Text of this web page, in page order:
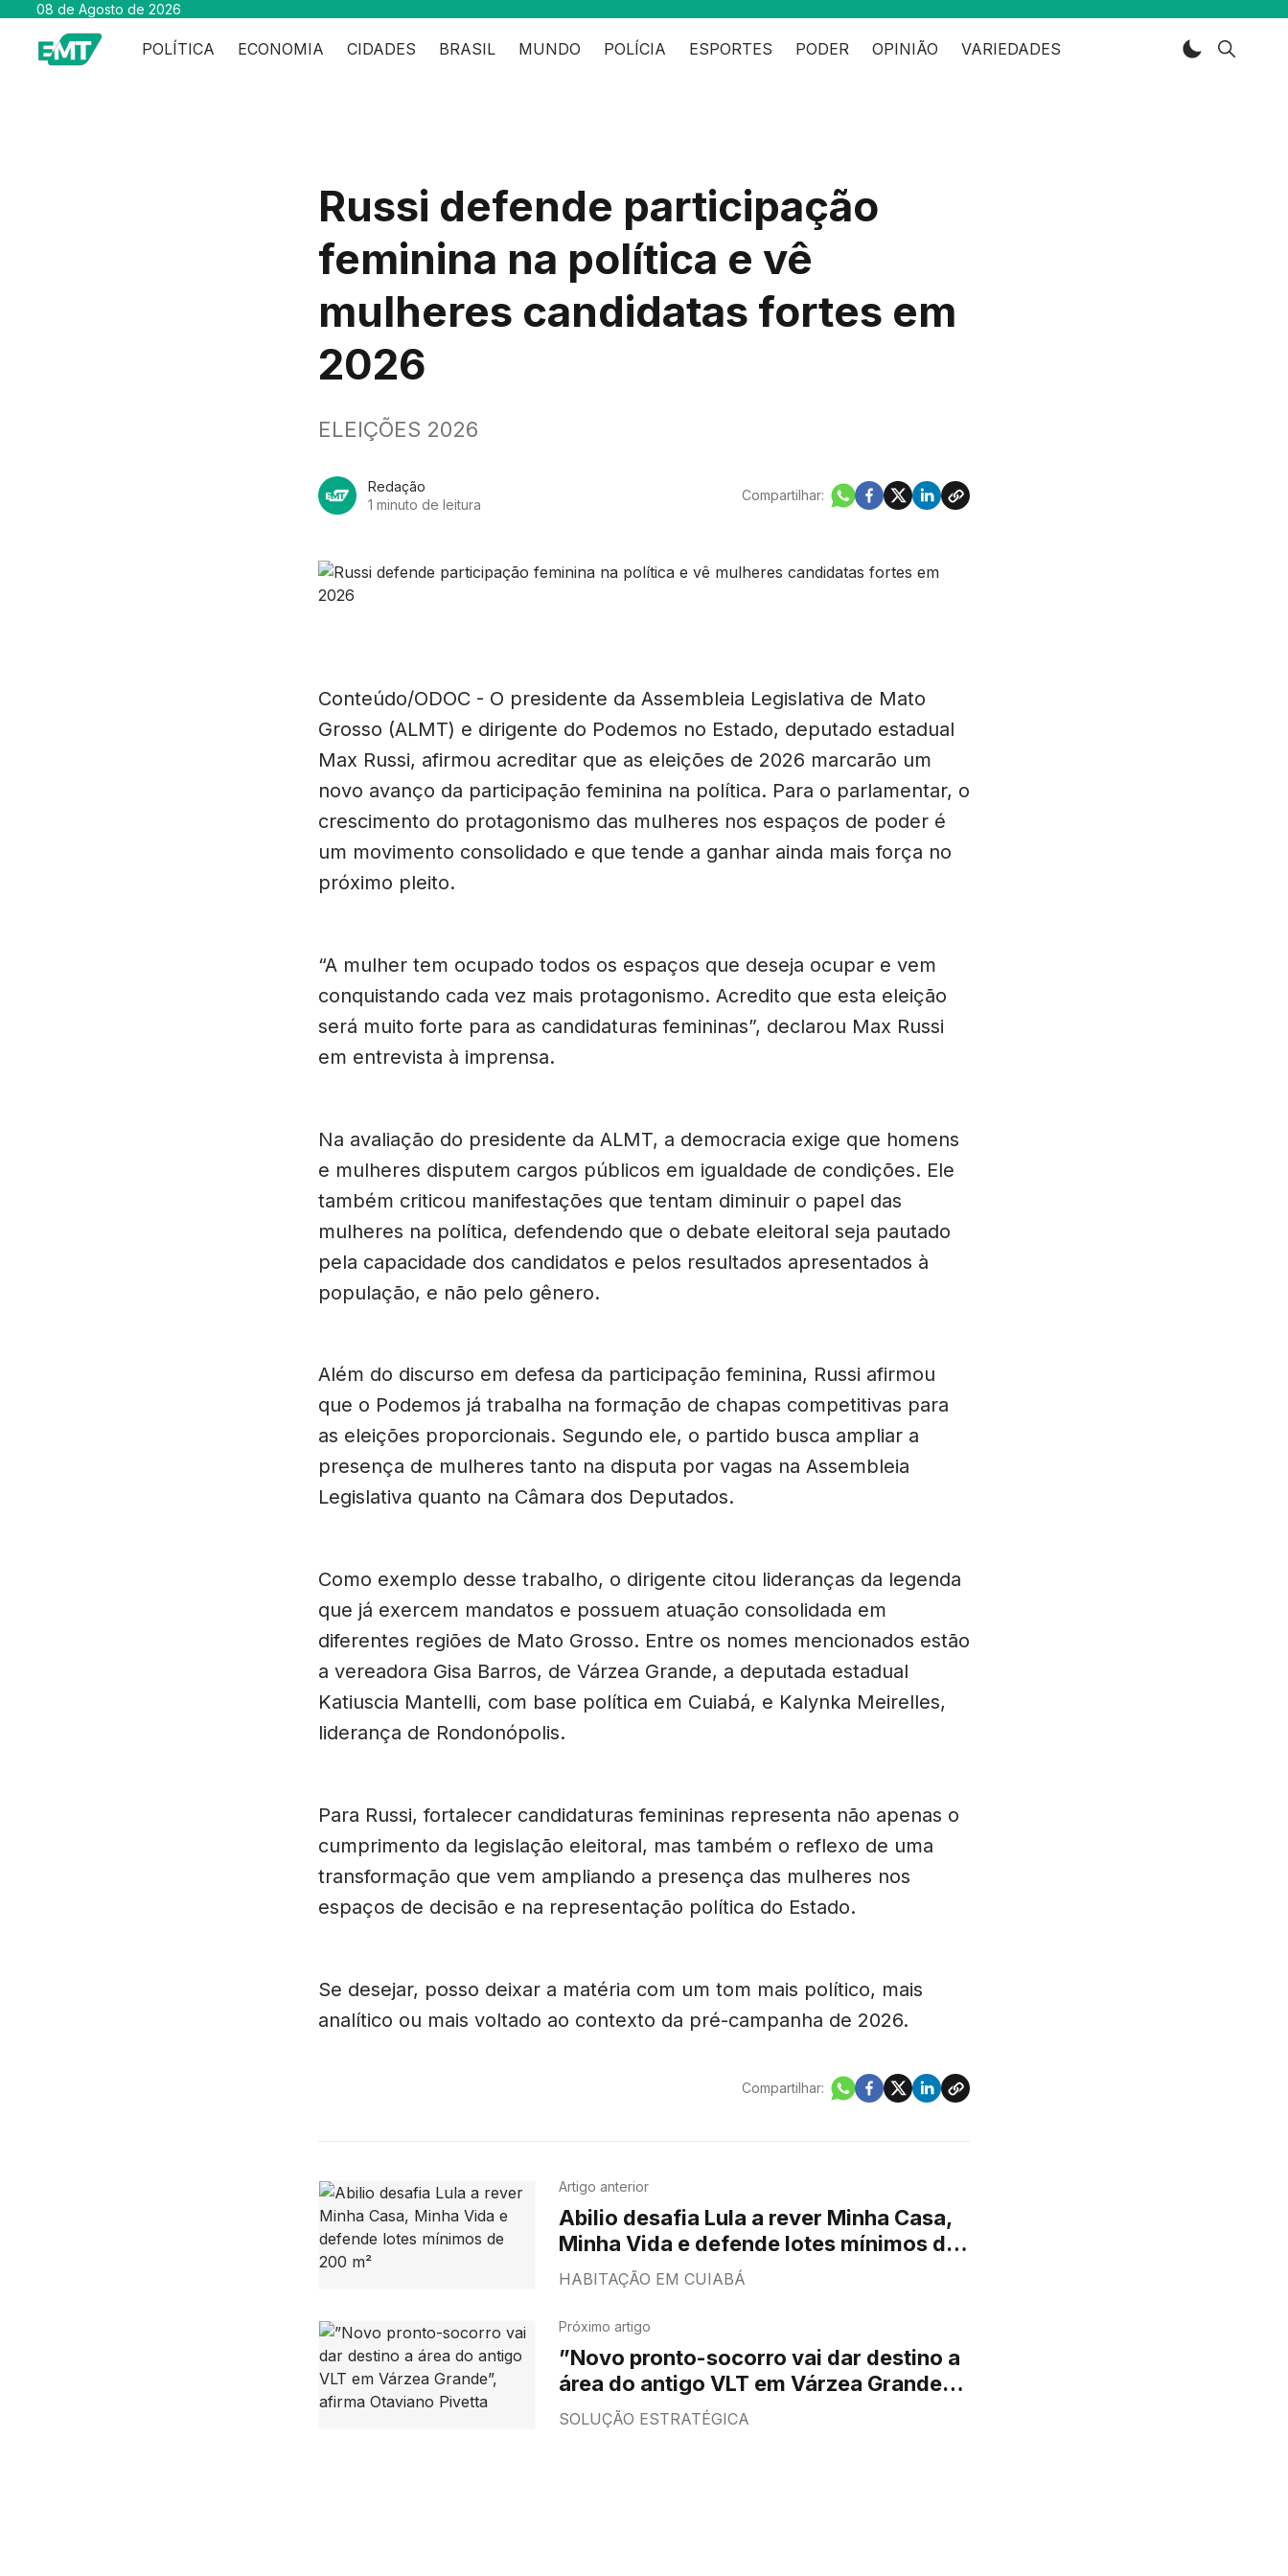
08 de Agosto de 2026
POLÍTICA ECONOMIA CIDADES BRASIL MUNDO POLÍCIA ESPORTES PODER OPINIÃO VARIEDADES
Russi defende participação
feminina na política e vê
mulheres candidatas fortes em
2026
ELEIÇÕES 2026
Redação
1 minuto de leitura
Compartilhar:
Conteúdo/ODOC - O presidente da Assembleia Legislativa de Mato
Grosso (ALMT) e dirigente do Podemos no Estado, deputado estadual
Max Russi, afirmou acreditar que as eleições de 2026 marcarão um
novo avanço da participação feminina na política. Para o parlamentar, o
crescimento do protagonismo das mulheres nos espaços de poder é
um movimento consolidado e que tende a ganhar ainda mais força no
próximo pleito.
“A mulher tem ocupado todos os espaços que deseja ocupar e vem
conquistando cada vez mais protagonismo. Acredito que esta eleição
será muito forte para as candidaturas femininas”, declarou Max Russi
em entrevista à imprensa.
Na avaliação do presidente da ALMT, a democracia exige que homens
e mulheres disputem cargos públicos em igualdade de condições. Ele
também criticou manifestações que tentam diminuir o papel das
mulheres na política, defendendo que o debate eleitoral seja pautado
pela capacidade dos candidatos e pelos resultados apresentados à
população, e não pelo gênero.
Além do discurso em defesa da participação feminina, Russi afirmou
que o Podemos já trabalha na formação de chapas competitivas para
as eleições proporcionais. Segundo ele, o partido busca ampliar a
presença de mulheres tanto na disputa por vagas na Assembleia
Legislativa quanto na Câmara dos Deputados.
Como exemplo desse trabalho, o dirigente citou lideranças da legenda
que já exercem mandatos e possuem atuação consolidada em
diferentes regiões de Mato Grosso. Entre os nomes mencionados estão
a vereadora Gisa Barros, de Várzea Grande, a deputada estadual
Katiuscia Mantelli, com base política em Cuiabá, e Kalynka Meirelles,
liderança de Rondonópolis.
Para Russi, fortalecer candidaturas femininas representa não apenas o
cumprimento da legislação eleitoral, mas também o reflexo de uma
transformação que vem ampliando a presença das mulheres nos
espaços de decisão e na representação política do Estado.
Se desejar, posso deixar a matéria com um tom mais político, mais
analítico ou mais voltado ao contexto da pré-campanha de 2026.
Compartilhar:
Artigo anterior
Abilio desafia Lula a rever Minha Casa,
Minha Vida e defende lotes mínimos de
200 m²
HABITAÇÃO EM CUIABÁ
Próximo artigo
”Novo pronto-socorro vai dar destino a
área do antigo VLT em Várzea Grande”,
afirma Otaviano Pivetta
SOLUÇÃO ESTRATÉGICA